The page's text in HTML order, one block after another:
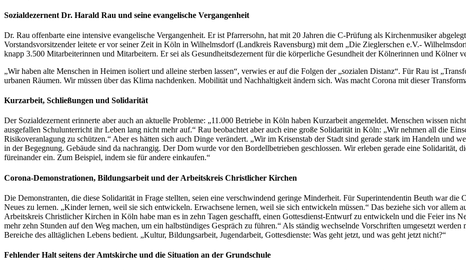
Sozialdezernent Dr. Harald Rau und seine evangelische Vergangenheit
Dr. Rau offenbarte eine intensive evangelische Vergangenheit. Er ist Pfarrersohn, hat mit 20 Jahren die C-Prüfung als Kirchenmusiker
Vorstandsvorsitzender leitete er vor seiner Zeit in Köln in Wilhelmsdorf (Landkreis Ravensburg) mit dem „Die Zieglerschen e.V.-
knapp 3.500 Mitarbeiterinnen und Mitarbeitern. Er sei als Gesundheitsdezernent für die körperliche Gesundheit der Kölnerinnen und Kölner
„Wir haben alte Menschen in Heimen isoliert und alleine sterben lassen“, verwies er auf die Folgen der „sozialen Distanz“. Für Rau ist
urbanen Räumen. Wir müssen über das Klima nachdenken. Mobilität und Nachhaltigkeit ändern sich. Was macht Corona mit dieser
Kurzarbeit, Schließungen und Solidarität
Der Sozialdezernent erinnerte aber auch an aktuelle Probleme: „11.000 Betriebe in Köln haben Kurzarbeit angemeldet. Menschen wissen
ausgefallen Schulunterricht ihr Leben lang nicht mehr auf.“ Rau beobachtet aber auch eine große Solidarität in Köln: „Wir nehmen all die
Risikoveranlagung zu schützen.“ Aber es hätten sich auch Dinge verändert. „Wir im Krisenstab der Stadt sind gerade stark im Handeln und
in der Begegnung. Gebäude sind da nachrangig. Der Dom wurde vor den Bordellbetrieben geschlossen. Wir erleben gerade eine Solidarität,
füreinander ein. Zum Beispiel, indem sie für andere einkaufen.“
Corona-Demonstrationen, Bildungsarbeit und der Arbeitskreis Christlicher Kirchen
Die Demonstranten, die diese Solidarität in Frage stellten, seien eine verschwindend geringe Minderheit. Für Superintendentin Beuth war
Neues zu lernen. „Kinder lernen, weil sie sich entwickeln. Erwachsene lernen, weil sie sich entwickeln müssen.“ Das beziehe sich vor
Arbeitskreis Christlicher Kirchen in Köln habe man es in zehn Tagen geschafft, einen Gottesdienst-Entwurf zu entwickeln und die Feier ins
mehr zehn Stunden auf den Weg machen, um ein halbstündiges Gespräch zu führen.“ Als ständig wechselnde Vorschriften umgesetzt
Bereiche des alltäglichen Lebens bedient. „Kultur, Bildungsarbeit, Jugendarbeit, Gottesdienste: Was geht jetzt, und was geht jetzt nicht?“
Fehlender Halt seitens der Amtskirche und die Situation an der Grundschule